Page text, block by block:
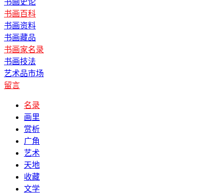
书画百科
书画资料
书画藏品
书画家名录
书画技法
艺术品市场
留言
名录
画里
赏析
广角
艺术
天地
收藏
文学